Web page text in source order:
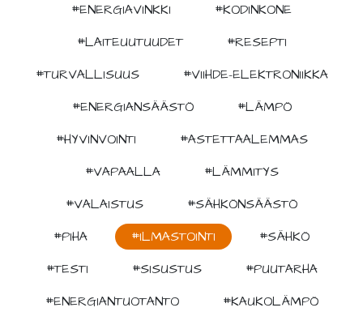
#ENERGIAVINKKI
#KODINKONE
#LAITEUUTUUDET
#RESEPTI
#TURVALLISUUS
#VIIHDE-ELEKTRONIIKKA
#ENERGIANSÄÄSTÖ
#LÄMPÖ
#HYVINVOINTI
#ASTETTAALEMMAS
#VAPAALLA
#LÄMMITYS
#VALAISTUS
#SÄHKÖNSÄÄSTÖ
#PIHA
#ILMASTOINTI
#SÄHKÖ
#TESTI
#SISUSTUS
#PUUTARHA
#ENERGIANTUOTANTO
#KAUKOLÄMPÖ